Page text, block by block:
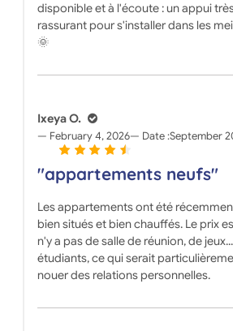
disponible et à l'écoute : un appui
rassurant pour s'installer dans les
🌞
Ixeya O.
February 4, 2026 Date :September
"appartements neufs"
Les appartements ont été
bien situés et bien chauffés. Le prix
n'y a pas de salle de réunion, de
étudiants, ce qui serait
nouer des relations personnelles.